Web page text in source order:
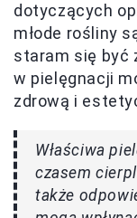
dotyczących
młode rośliny
staram się być
w pielęgnacji
zdrową i
Właściwa
czasem
także